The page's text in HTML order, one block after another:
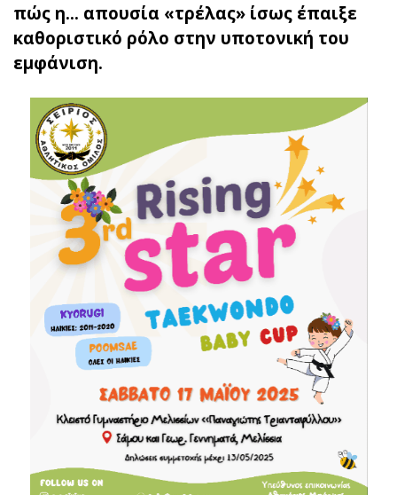
πώς η… απουσία «τρέλας» ίσως έπαιξε
καθοριστικό ρόλο στην υποτονική του
εμφάνιση.